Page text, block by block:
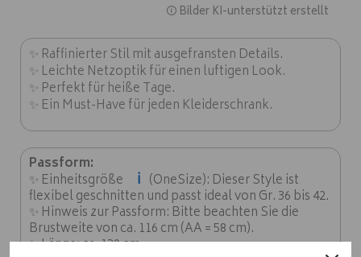
🛈 Bilder KI-unterstützt erstellt
✨ Raffinierter Stil mit ausgefransten Details.
✨ Leichte Netzoptik für einen luftigen Look.
✨ Perfekt für heiße Tage.
✨ Ein Must-Have für jeden Kleiderschrank.
Passform:
✨ Einheitsgröße ℹ️ (OneSize): Dieser Style ist
flexibel geschnitten und passt ideal von Gr. 36 bis 42.
✨ Hinweis zur Passform: Bitte beachten Sie die
Brustweite von ca. 116 cm (AA = 58 cm).
✨ Länge: ca. 130 cm.